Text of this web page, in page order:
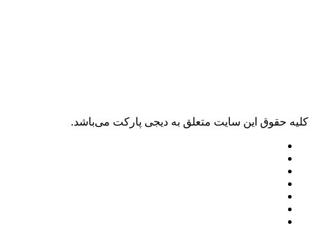
حقوق اين سايت متعلق به دیجی پارکت می‌باشد.